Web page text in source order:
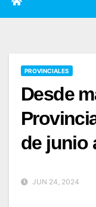
PROVINCIALES
Desde
de junio
JUN 24, 2024